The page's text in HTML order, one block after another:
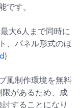
です。
大6人まで同時に
、パネル形式のほ
)
風制作環境を無料
があるため、成
することになり